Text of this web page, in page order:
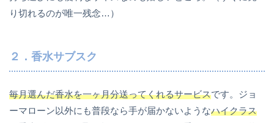
り切れるのが唯一残念…）
２．香水サブスク
毎月選んだ香水を一ヶ月分送ってくれるサービスです。ジョ
ーマローン以外にも普段なら手が届かないようなハイクラス